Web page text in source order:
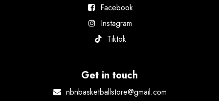
Facebook
Instagram
Tiktok
Get in touch
nbnbasketballstore@gmail.com